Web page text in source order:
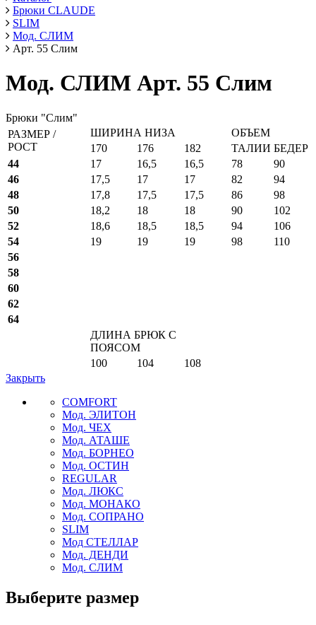
Брюки CLAUDE
SLIM
Мод. СЛИМ
Арт. 55 Слим
Мод. СЛИМ Арт. 55 Слим
Брюки "Слим"
РАЗМЕР /
РОСТ
ШИРИНА НИЗА
ОБЪЕМ
170
176 182 ТАЛИИ БЕДЕР
44
17 16,5 16,5 78
90
46
17,5 17 17 82
94
48
17,8 17,5 17,5 86
98
50
18,2 18 18 90
102
52
18,6 18,5 18,5 94
106
54
19 19 19 98
110
56
58
60
62
64
ДЛИНА БРЮК С
ПОЯСОМ
100
104
108
Закрыть
COMFORT
Мод. ЭЛИТОН
Мод. ЧЕХ
Мод. АТАШЕ
Мод. БОРНЕО
Мод. ОСТИН
REGULAR
Мод. ЛЮКС
Мод. МОНАКО
Мод. СОПРАНО
SLIM
Мод СТЕЛЛАР
Мод. ДЕНДИ
Мод. СЛИМ
Выберите размер